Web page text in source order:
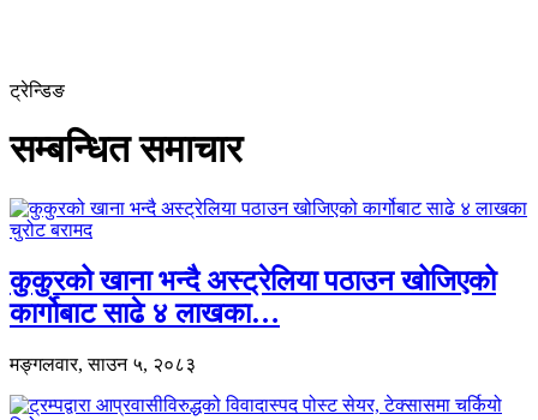
ट्रेन्डिङ
सम्बन्धित समाचार
कुकुरको खाना भन्दै अस्ट्रेलिया पठाउन खोजिएको
कार्गोबाट साढे ४ लाखका…
मङ्गलवार, साउन ५, २०८३